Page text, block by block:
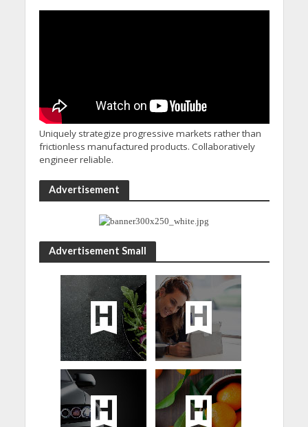
Uniquely strategize progressive markets rather than
frictionless manufactured products. Collaboratively
engineer reliable.
Advertisement
Advertisement Small